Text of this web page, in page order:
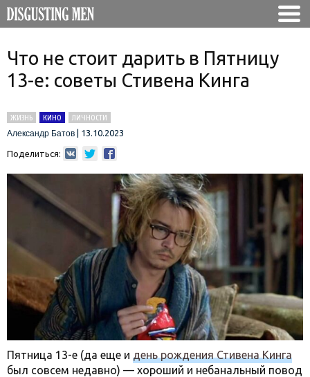
Что не стоит дарить в Пятницу
13-е: советы Стивена Кинга
ЖИЗНЬ КИНО
ЛИЧНОСТИ
Александр Батов
13.10.2023
Поделиться:
Пятница 13-е (да еще и день рождения Стивена Кинга
был совсем недавно) — хороший и небанальный повод